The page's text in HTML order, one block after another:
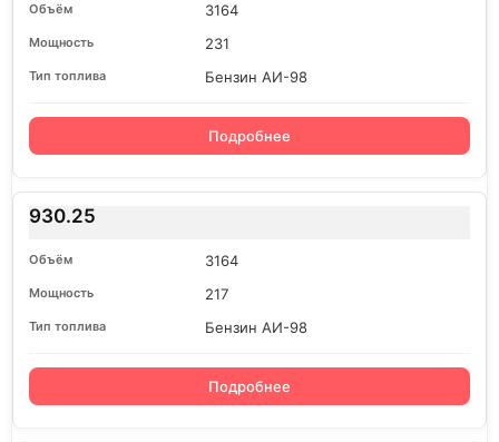
3164
231
Бензин АИ-98
Подробнее
930.25
3164
217
Бензин АИ-98
Подробнее